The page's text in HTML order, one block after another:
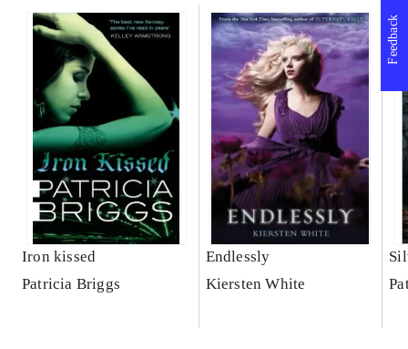
Iron kissed
Patricia Briggs
Endlessly
Kiersten White
Feedback